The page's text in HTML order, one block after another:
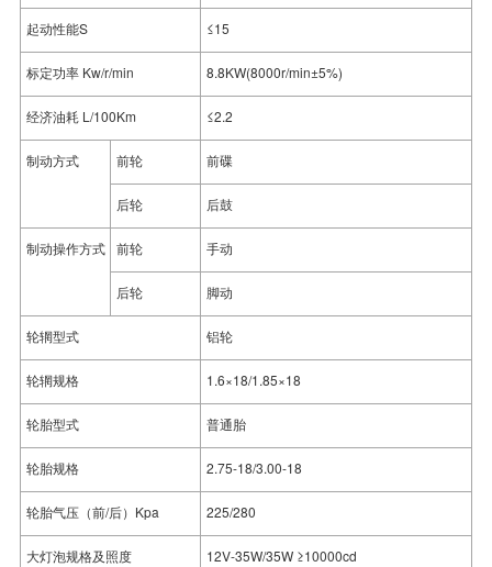
起动性能S ≤15
标定功率 Kw/r/min 8.8KW(8000r/min±5%)
经济油耗 L/100Km ≤2.2
制动方式 前轮 前碟
后轮 后鼓
制动操作方式 前轮 手动
后轮 脚动
轮辋型式 铝轮
轮辋规格 1.6×18/1.85×18
轮胎型式 普通胎
轮胎规格 2.75-18/3.00-18
轮胎气压（前/后）Kpa 225/280
大灯泡规格及照度 12V-35W/35W ≥10000cd